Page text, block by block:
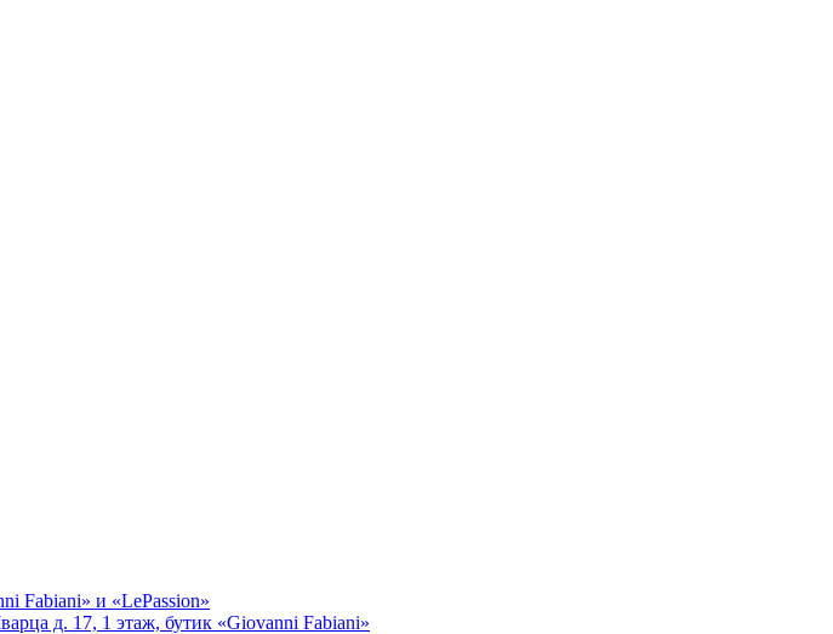
Fabiani» и «LePassion»
д. 17, 1 этаж, бутик «Giovanni Fabiani»